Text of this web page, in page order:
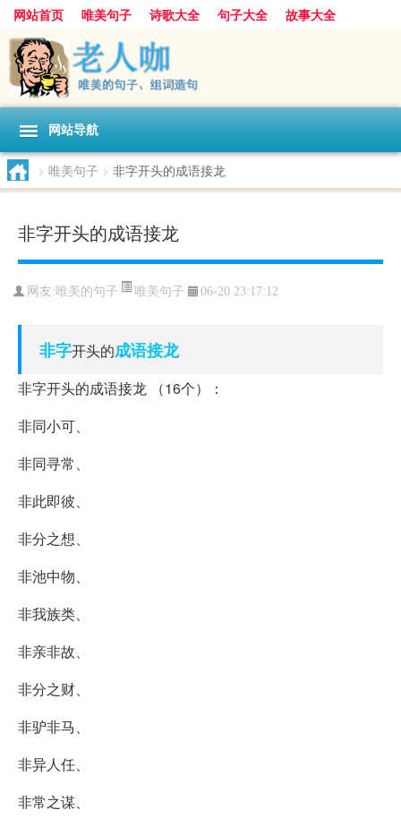
网站首页 唯美句子 诗歌大全 句子大全
故事大全
人生感悟
其他美文 美文欣赏
感人故事
句子分类
网站导航
> 唯美句子 > 非字开头的成语接龙
非字开头的成语接龙
网友: 唯美的句子 唯美句子 06-20 23:17:12
非字开头的成语接龙
非字开头的成语接龙 （16个）：
非同小可、
非同寻常、
非此即彼、
非分之想、
非池中物、
非我族类、
非亲非故、
非分之财、
非驴非马、
非异人任、
非常之谋、